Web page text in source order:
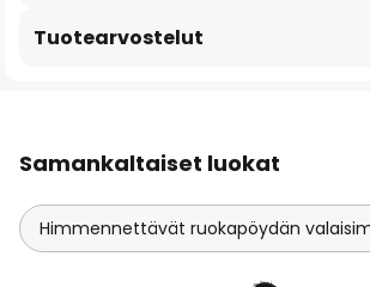
Tuotearvostelut
Samankaltaiset luokat
Himmennettävät ruokapöydän